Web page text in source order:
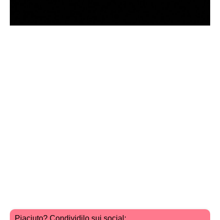
Piaciuto? Condividilo sui social: